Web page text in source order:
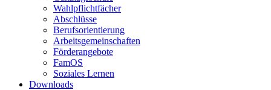
Wahlpflichtfächer
Abschlüsse
Berufsorientierung
Arbeitsgemeinschaften
Förderangebote
FamOS
Soziales Lernen
Downloads